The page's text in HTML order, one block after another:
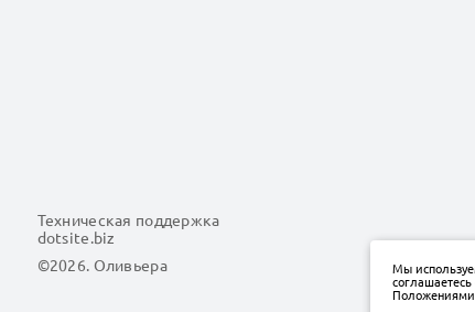
Техническая поддержка
dotsite.biz
©2026. Оливьера
Мы
Положениями